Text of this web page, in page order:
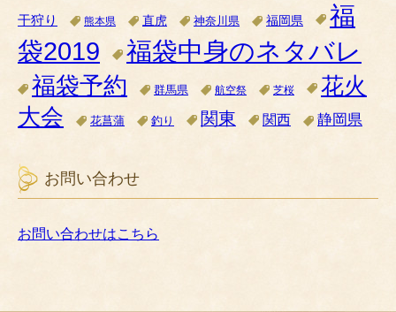
干狩り 熊本県 直虎 神奈川県 福岡県
福
袋2019
福袋中身のネタバレ
福袋予約 群馬県 航空祭 芝桜
花火
大会
花菖蒲 釣り 関東 関西 静岡県
お問い合わせ
お問い合わせはこちら